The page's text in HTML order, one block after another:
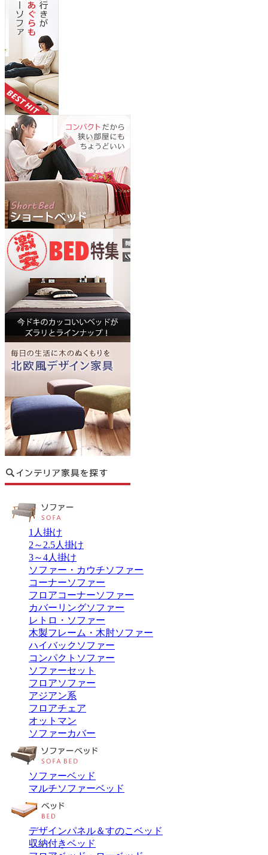
1人掛け
2～2.5人掛け
3～4人掛け
ソファー・カウチソファー
コーナーソファー
フロアコーナーソファー
カバーリングソファー
レトロ・ソファー
木製フレーム・木肘ソファー
ハイバックソファー
コンパクトソファー
ソファーセット
フロアソファー
アジアン系
フロアチェア
オットマン
ソファーカバー
ソファーベッド
マルチソファーベッド
デザインパネル＆すのこベッド
収納付きベッド